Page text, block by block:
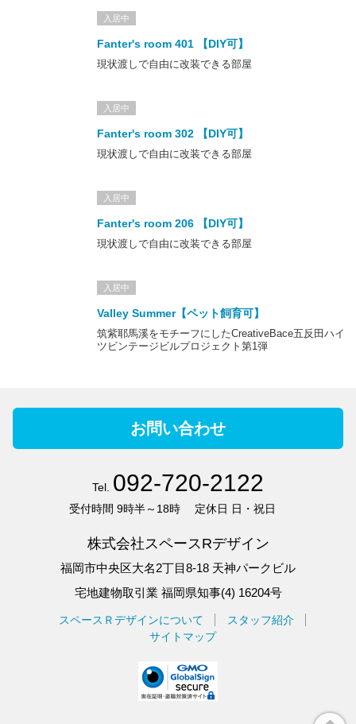
五反田ハイツは、1982年6月に建てられた集合住宅
団地スタンダードといえるフラット型の建物で四角いマッチ箱のよ
うな形状が特徴的でフラット型をベースにしながらも、階段室の縦
この形の集合住宅は、階段室から直接各住居に行けるためプライバ
シーが守られやすく、また、階段室が同じだと生活の中で自然との
感じる室内は今日まで時を刻んできたビルだからこそ。バルコニー
から外を眺めると約2.5kmほど先の山まで見渡すことができ、那珂
那珂川町―都市軸・広域交流軸/商業業務拠点の交差点―
ンピアなかがわ」など自然豊かで魅力的な場がたくさんあります
その那珂川町の市街地エリアの中心部にある五反田ハイツの周辺
ちの都市機能が充実しています。また、那珂川町都市計画マスター
プランによると、片縄エリアは都市軸と広域交流軸の接点であり、
五反田ハイツオーナーからのメッセージ
五反田ハイツのオーナーで「HA・RI☆KI・RI大家」こと、中西紀二
入居中
Fanter's room 401 【DIY可】
現状渡しで自由に改装できる部屋
入居中
Fanter's room 302 【DIY可】
現状渡しで自由に改装できる部屋
入居中
Fanter's room 206 【DIY可】
現状渡しで自由に改装できる部屋
入居中
Valley Summer【ペット飼育可】
筑紫耶馬溪をモチーフにしたCreativeBace五反田ハイ
ツビンテージビルプロジェクト第1弾
お問い合わせ
Tel. 092-720-2122
受付時間 9時半～18時 定休日 日・祝日
株式会社スペースRデザイン
福岡市中央区大名2丁目8-18 天神パークビル
宅地建物取引業 福岡県知事(4) 16204号
スペースＲデザインについて
スタッフ紹介
サイトマップ